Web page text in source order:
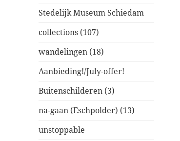
Stedelijk Museum Schiedam
collections (107)
wandelingen (18)
Aanbieding!/July-offer!
Buitenschilderen (3)
na-gaan (Eschpolder) (13)
unstoppable